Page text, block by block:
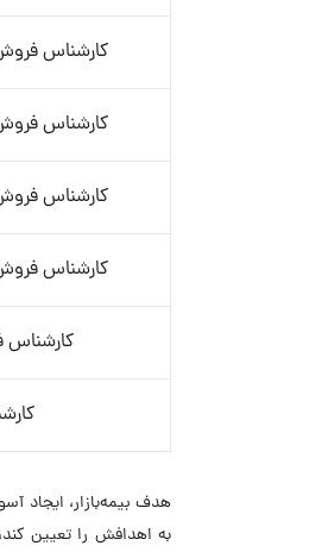
کارشناس
کارشناس
کارشناس
کارشناس
هدف بیمه‌بازار، ایجاد